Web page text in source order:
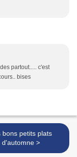
partout..... c'est
bises
bons petits plats
d'automne >